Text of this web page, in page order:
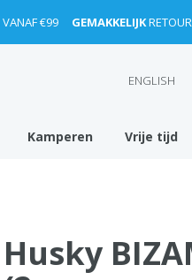
VANAF €99 GEMAKKELIJK
ENGLISH
Kamperen Vrije tijd
Husky